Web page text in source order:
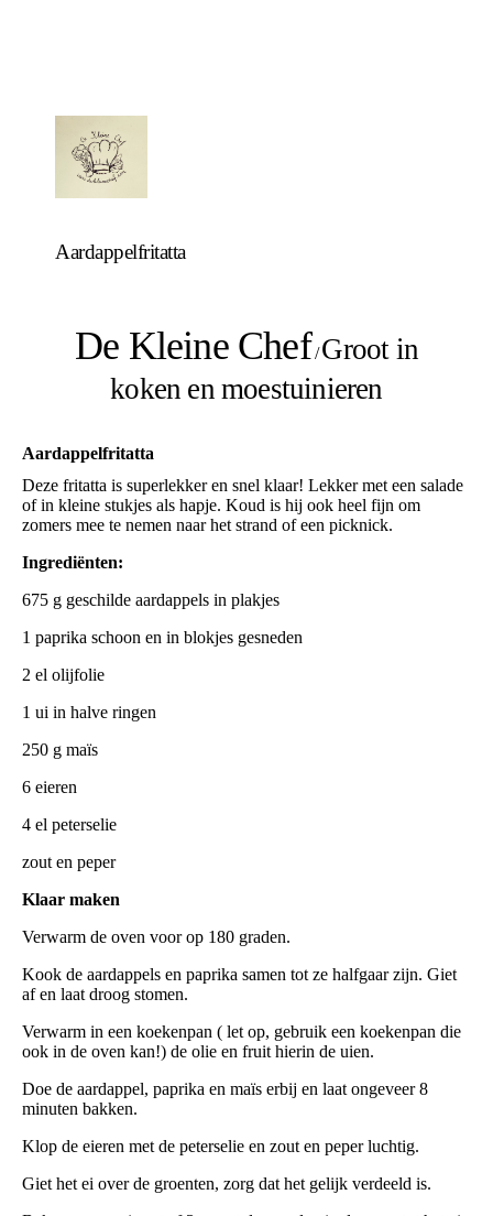
Aardappelfritatta
De Kleine Chef/Groot in
koken en moestuinieren
Aardappelfritatta
Deze fritatta is superlekker en snel klaar! Lekker met een salade
of in kleine stukjes als hapje. Koud is hij ook heel fijn om
zomers mee te nemen naar het strand of een picknick.
Ingrediënten:
675 g geschilde aardappels in plakjes
1 paprika schoon en in blokjes gesneden
2 el olijfolie
1 ui in halve ringen
250 g maïs
6 eieren
4 el peterselie
zout en peper
Klaar maken
Verwarm de oven voor op 180 graden.
Kook de aardappels en paprika samen tot ze halfgaar zijn. Giet
af en laat droog stomen.
Verwarm in een koekenpan ( let op, gebruik een koekenpan die
ook in de oven kan!) de olie en fruit hierin de uien.
Doe de aardappel, paprika en maïs erbij en laat ongeveer 8
minuten bakken.
Klop de eieren met de peterselie en zout en peper luchtig.
Giet het ei over de groenten, zorg dat het gelijk verdeeld is.